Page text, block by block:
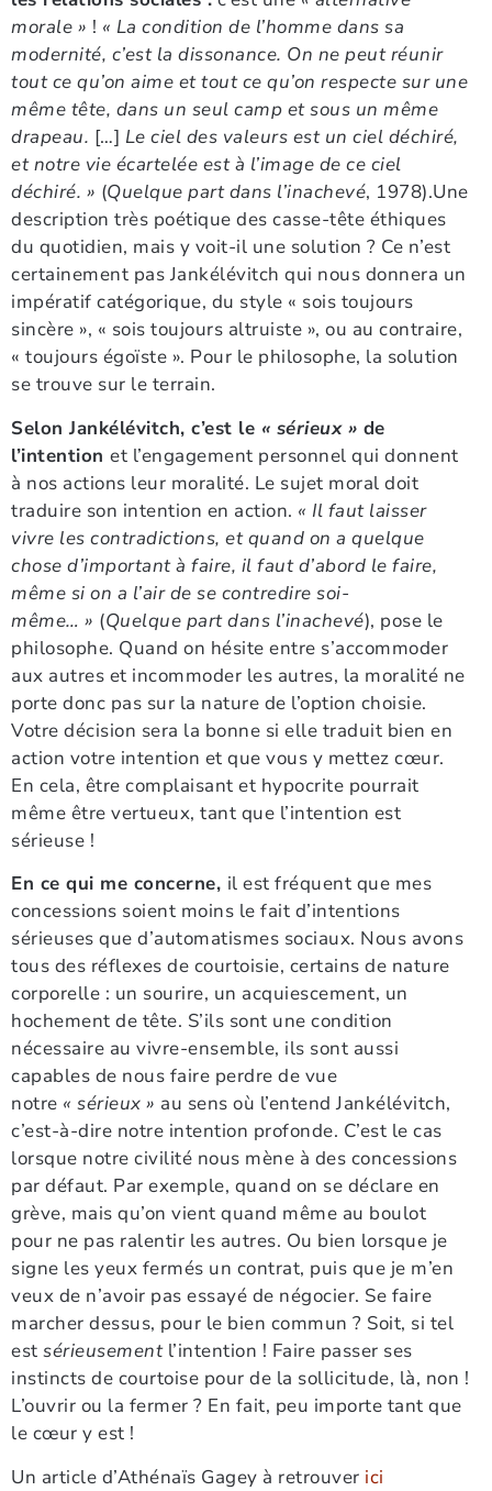
morale » ! « La condition de l’homme dans sa
modernité, c’est la dissonance. On ne peut réunir
tout ce qu’on aime et tout ce qu’on respecte sur une
même tête, dans un seul camp et sous un même
drapeau. […] Le ciel des valeurs est un ciel déchiré,
et notre vie écartelée est à l’image de ce ciel
déchiré. » (Quelque part dans l’inachevé, 1978).Une
description très poétique des casse-tête éthiques
du quotidien, mais y voit-il une solution ? Ce n’est
certainement pas Jankélévitch qui nous donnera un
impératif catégorique, du style « sois toujours
sincère », « sois toujours altruiste », ou au contraire,
« toujours égoïste ». Pour le philosophe, la solution
se trouve sur le terrain.
Selon Jankélévitch, c’est le « sérieux » de
l’intention et l’engagement personnel qui donnent
à nos actions leur moralité. Le sujet moral doit
traduire son intention en action. « Il faut laisser
vivre les contradictions, et quand on a quelque
chose d’important à faire, il faut d’abord le faire,
même si on a l’air de se contredire soi-
même… » (Quelque part dans l’inachevé), pose le
philosophe. Quand on hésite entre s’accommoder
aux autres et incommoder les autres, la moralité ne
porte donc pas sur la nature de l’option choisie.
Votre décision sera la bonne si elle traduit bien en
action votre intention et que vous y mettez cœur.
En cela, être complaisant et hypocrite pourrait
même être vertueux, tant que l’intention est
sérieuse !
En ce qui me concerne, il est fréquent que mes
concessions soient moins le fait d’intentions
sérieuses que d’automatismes sociaux. Nous avons
tous des réflexes de courtoisie, certains de nature
corporelle : un sourire, un acquiescement, un
hochement de tête. S’ils sont une condition
nécessaire au vivre-ensemble, ils sont aussi
capables de nous faire perdre de vue
notre « sérieux » au sens où l’entend Jankélévitch,
c’est-à-dire notre intention profonde. C’est le cas
lorsque notre civilité nous mène à des concessions
par défaut. Par exemple, quand on se déclare en
grève, mais qu’on vient quand même au boulot
pour ne pas ralentir les autres. Ou bien lorsque je
signe les yeux fermés un contrat, puis que je m’en
veux de n’avoir pas essayé de négocier. Se faire
marcher dessus, pour le bien commun ? Soit, si tel
est sérieusement l’intention ! Faire passer ses
instincts de courtoise pour de la sollicitude, là, non !
L’ouvrir ou la fermer ? En fait, peu importe tant que
le cœur y est !
Un article d’Athénaïs Gagey à retrouver ici